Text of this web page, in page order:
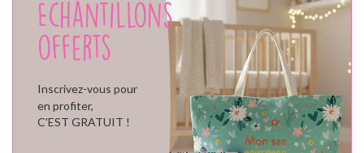
Échantillons
offerts
Inscrivez-vous pour
en profiter,
C'EST GRATUIT !